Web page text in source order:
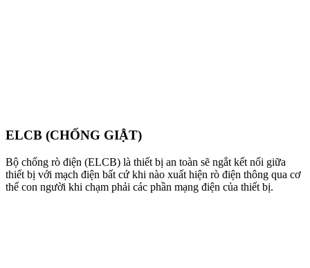
ELCB (CHỐNG GIẬT)
Bộ chống rò điện (ELCB) là thiết bị an toàn sẽ ngắt kết nối giữa
thiết bị với mạch điện bất cứ khi nào xuất hiện rò điện thông qua cơ
thể con người khi chạm phải các phần mạng điện của thiết bị.